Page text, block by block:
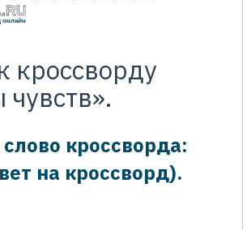
онлайн
кроссворду
кроссворда:
на кроссворд).